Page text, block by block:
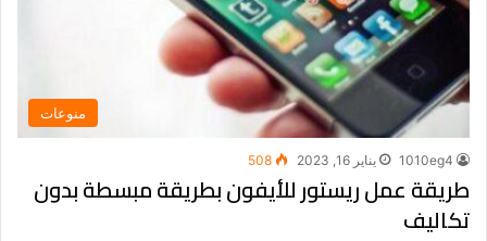
منوعات
1010eg4 يناير 16, 2023 508
طريقة عمل ريستور للأيفون بطريقة مبسطة بدون
تكاليف